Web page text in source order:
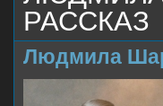
РАССКАЗ
Людмила